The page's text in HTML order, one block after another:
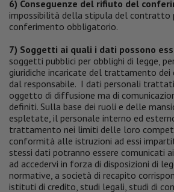
6) Conseguenze del rifiuto del
impossibilità della stipula del contratto
conferimento obbligatorio.
7) Soggetti ai quali i dati possono
soggetti pubblici per obblighi di legge,
giuridiche incaricate del trattamento
dal responsabile. I dati personali
oggetto di diffusione ma di
definiti. Sulla base dei ruoli e delle
espletate, il personale interno ed
trattamento nei limiti delle loro
conformità alle istruzioni ad essi
stessi dati potranno essere comunicati
ad accedervi in forza di disposizioni di
normative, a società di recapito
istituti di credito, studi legali, studi di